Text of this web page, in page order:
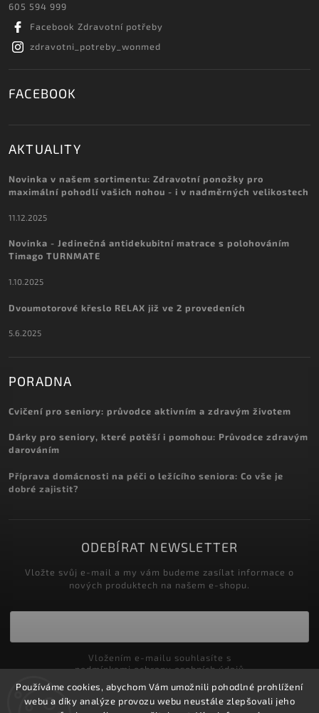
Používáme cookies, abychom Vám umožnili pohodlné prohlížení
webu a díky analýze provozu webu neustále zlepšovali jeho
605 594 999
Facebook Zdravotní potřeby
zdravotni_potreby_wonmed
FACEBOOK
AKTUALITY
Novinka v našem sortimentu: Zdravotní ponožky pro
maximální pohodlí vašich nohou - i v nadměrných velikostech
11.12.2025
Novinka - Jedinečná antidekubitní matrace s polohováním
Timago TURNMATE
1.10.2025
Dvoumotorové křeslo RELAX již ve 2 provedeních
5.6.2025
PORADNA
Cvičení pro seniory: průvodce aktivním a zdravým životem
Dárky pro seniory, které potěší i pomohou: Průvodce zdravým
darováním
Příprava domácnosti na péči o ležícího seniora: Co vše je
dobré zajistit?
ODEBÍRAT NEWSLETTER
Vložte svůj e-mail a my vám budeme zasílat informace o
nových produktech na našem e-shopu.
podmínkami ochrany osobních údajů
Přihlásit se